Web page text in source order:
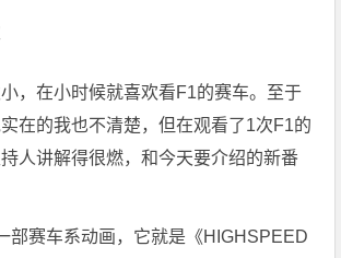
，在小时候就喜欢看F1的赛车。至于
在的我也不清楚，但在观看了1次F1的
人讲解得很燃，和今天要介绍的新番
部赛车系动画，它就是《HIGHSPEED